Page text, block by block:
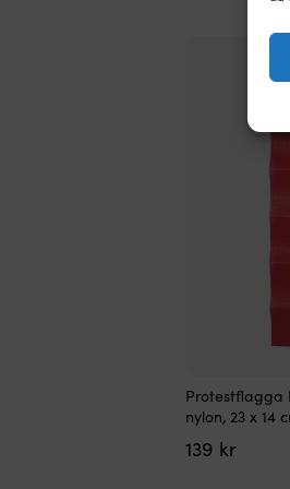
Protestflagga
nylon, 23 x 14
139 kr